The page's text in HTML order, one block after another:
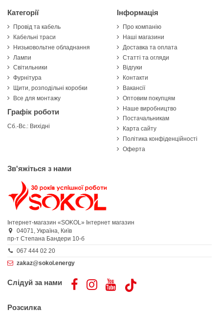
Категорії
Провід та кабель
Кабельні траси
Низьковольтне обладнання
Лампи
Світильники
Фурнітура
Щити, розподільні коробки
Все для монтажу
Графік роботи
Сб.-Вс.: Вихідні
Інформація
Про компанію
Наші магазини
Доставка та оплата
Статті та огляди
Відгуки
Контакти
Вакансії
Оптовим покупцям
Наше виробництво
Постачальникам
Карта сайту
Політика конфіденційності
Оферта
Зв'яжіться з нами
Інтернет-магазин «SOKOL» Інтернет магазин
04071, Україна, Київ
пр-т Степана Бандери 10-б
067 444 02 20
zakaz@sokol.energy
Слідуй за нами
Розсилка